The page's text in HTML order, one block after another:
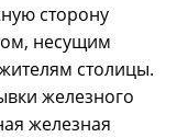
сторону
несущим
столицы.
железного
железная